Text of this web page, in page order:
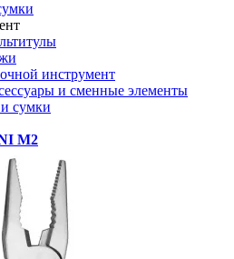
инструмент
и сменные элементы
сумки
M2